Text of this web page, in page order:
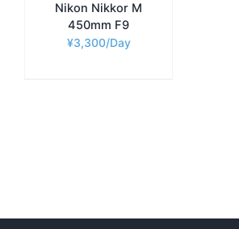
Nikon Nikkor M
450mm F9
¥3,300